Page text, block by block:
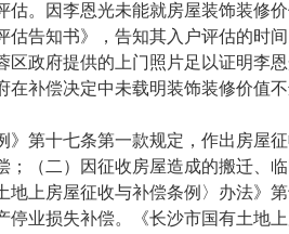
估。因李恩光未能就房屋装饰装修
估告知书》，告知其入户评估的时
区政府提供的上门照片足以证明李
补偿决定中未载明装饰装修价值
第十七条第一款规定，作出房屋
；（二）因征收房屋造成的搬迁、
地上房屋征收与补偿条例〉办法》
停业损失补偿。《长沙市国有土地